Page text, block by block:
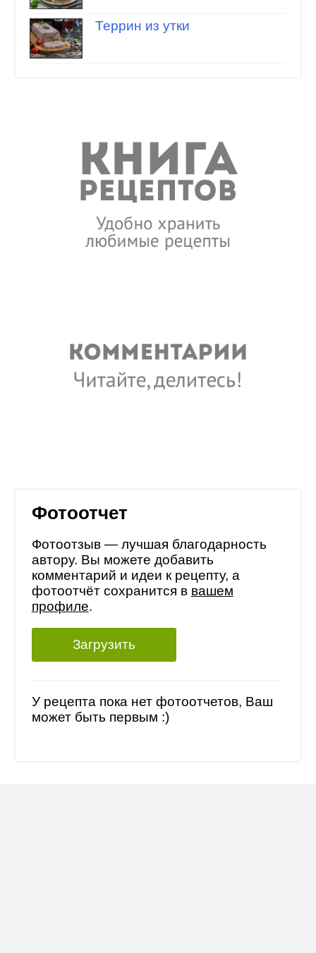
Террин из утки
Фотоотчет
Фотоотзыв — лучшая благодарность
автору. Вы можете добавить
комментарий и идеи к рецепту, а
фотоотчёт сохранится в вашем
профиле.
Загрузить
У рецепта пока нет фотоотчетов, Ваш
может быть первым :)